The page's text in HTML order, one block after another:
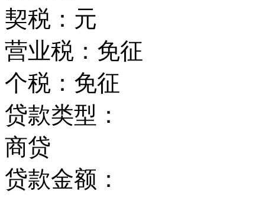
契税： 元
营业税： 免征
个税： 免征
贷款类型：
商贷
贷款金额：